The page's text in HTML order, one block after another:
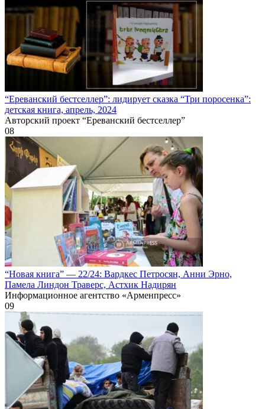
“Ереванский бестселлер”: лидирует сказка “Три поросенка”:
детская книга, апрель, 2024
Авторский проект “Ереванский бестселлер”
08
“Новая книга” — 22/24: Вардкес Петросян, Анни Эрно,
Памела Линдон Траверс, Астхик Надирян
Информационное агентство «Арменпресс»
09